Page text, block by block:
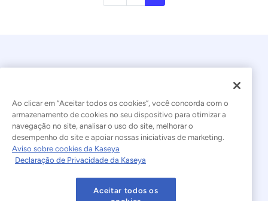
© 2026 Kaseya. Todos os direitos reservados.
Português Brasileiro
Declaração sobre a Escravidão Moderna
Ao clicar em “Aceitar todos os cookies”, você concorda com o
armazenamento de cookies no seu dispositivo para otimizar a
navegação no site, analisar o uso do site, melhorar o
desempenho do site e apoiar nossas iniciativas de marketing.
Aviso sobre cookies da Kaseya
Declaração de Privacidade da Kaseya
Aceitar todos os